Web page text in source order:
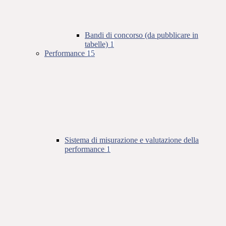
Bandi di concorso (da pubblicare in
tabelle) 1
Performance 15
Sistema di misurazione e valutazione della
performance 1